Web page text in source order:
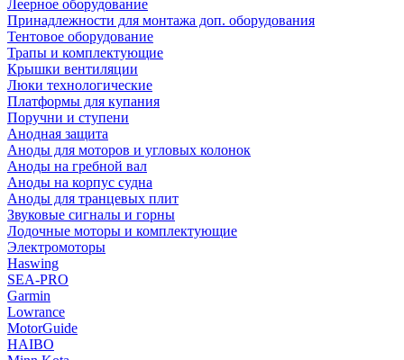
Леерное оборудование
Принадлежности для монтажа доп. оборудования
Тентовое оборудование
Трапы и комплектующие
Крышки вентиляции
Люки технологические
Платформы для купания
Поручни и ступени
Анодная защита
Аноды для моторов и угловых колонок
Аноды на гребной вал
Аноды на корпус судна
Аноды для транцевых плит
Звуковые сигналы и горны
Лодочные моторы и комплектующие
Электромоторы
Haswing
SEA-PRO
Garmin
Lowrance
MotorGuide
HAIBO